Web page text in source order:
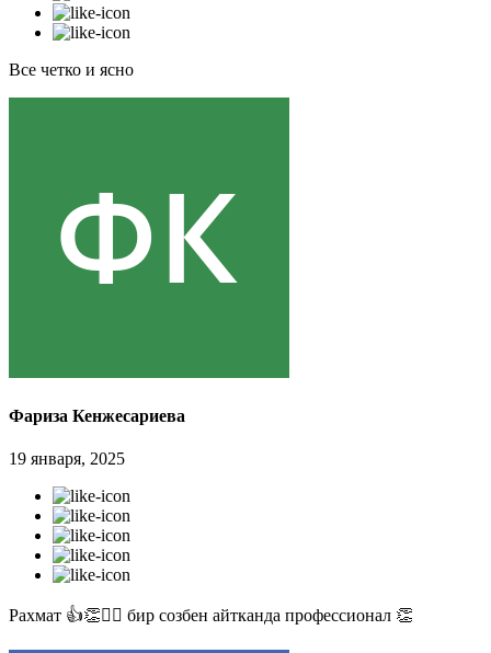
Все четко и ясно
Фариза Кенжесариева
19 января, 2025
Рахмат 👍👏✊🏻 бир созбен айтканда профессионал 👏